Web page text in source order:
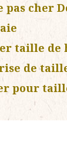
pas cher
taille de
de
pour